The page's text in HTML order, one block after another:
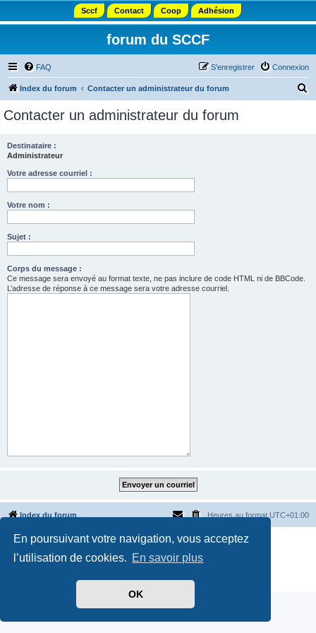
En poursuivant votre navigation, vous acceptez
l’utilisation de cookies. En savoir plus
OK
Sccf Contact Coop Adhésion
forum du SCCF
FAQ Connexion
S’enregistrer
Index du forum Contacter un administrateur du forum
Contacter un administrateur du forum
Destinataire :
Administrateur
Votre adresse courriel :
Votre nom :
Sujet :
Corps du message :
Ce message sera envoyé au format texte, ne pas inclure de code HTML ni de BBCode.
L’adresse de réponse à ce message sera votre adresse courriel.
Index du forum Heures au format UTC+01:00
Développé parphpBB® Forum Software © phpBB Limited
Traduit par
phpBB-fr.com
Style parSide-car club Français